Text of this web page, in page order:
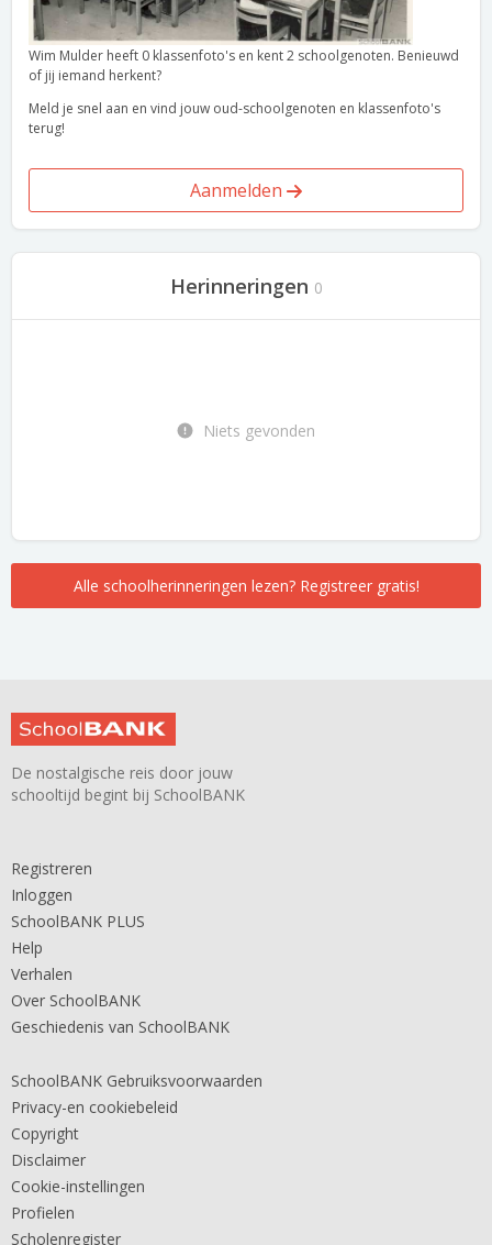
Wim Mulder heeft 0 klassenfoto's en kent 2 schoolgenoten. Benieuwd
of jij iemand herkent?
Meld je snel aan en vind jouw oud-schoolgenoten en klassenfoto's
terug!
Aanmelden
Herinneringen 0
Niets gevonden
Alle schoolherinneringen lezen? Registreer gratis!
De nostalgische reis door jouw
schooltijd begint bij SchoolBANK
Registreren
Inloggen
SchoolBANK PLUS
Help
Verhalen
Over SchoolBANK
Geschiedenis van SchoolBANK
SchoolBANK Gebruiksvoorwaarden
Privacy-en cookiebeleid
Copyright
Disclaimer
Cookie-instellingen
Profielen
Scholenregister